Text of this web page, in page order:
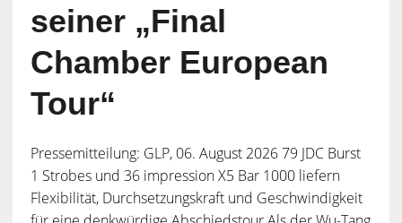
seiner „Final
Chamber European
Tour“
Pressemitteilung: GLP, 06. August 2026 79 JDC Burst
1 Strobes und 36 impression X5 Bar 1000 liefern
Flexibilität, Durchsetzungskraft und Geschwindigkeit